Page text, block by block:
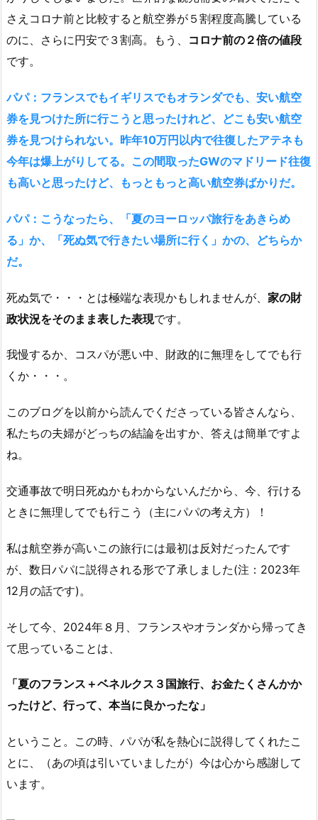
さえコロナ前と比較すると航空券が５割程度高騰している
のに、さらに円安で３割高。もう、 コロナ前の２倍の値段
です。
パパ：フランスでもイギリスでもオランダでも、安い航空
券を見つけた所に行こうと思ったけれど、どこも安い航空
券を見つけられない。昨年10万円以内で往復したアテネも
今年は爆上がりしてる。この間取ったGWのマドリード往復
も高いと思ったけど、もっともっと高い航空券ばかりだ。
パパ：こうなったら、「夏のヨーロッパ旅行をあきらめ
る」か、「死ぬ気で行きたい場所に行く」かの、どちらか
だ。
死ぬ気で・・・とは極端な表現かもしれませんが、 家の財
政状況をそのまま表した表現です。
我慢するか、コスパが悪い中、財政的に無理をしてでも行
くか・・・。
このブログを以前から読んでくださっている皆さんなら、
私たちの夫婦がどっちの結論を出すか、答えは簡単ですよ
ね。
交通事故で明日死ぬかもわからないんだから、今、行ける
ときに無理してでも行こう（主にパパの考え方）！
私は航空券が高いこの旅行には最初は反対だったんです
が、数日パパに説得される形で了承しました(注：2023年
12月の話です)。
そして今、2024年８月、フランスやオランダから帰ってき
て思っていることは、
「夏のフランス＋ベネルクス３国旅行、お金たくさんかか
ったけど、行って、本当に良かったな」
ということ。この時、パパが私を熱心に説得してくれたこ
とに、（あの頃は引いていましたが）今は心から感謝して
います。